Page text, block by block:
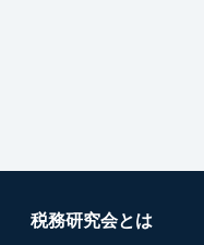
税務研究会とは